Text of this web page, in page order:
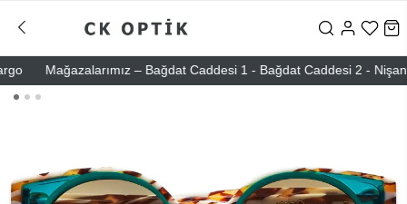
Mağazalarımız – Bağdat Caddesi 1 - Bağdat Caddesi 2 -